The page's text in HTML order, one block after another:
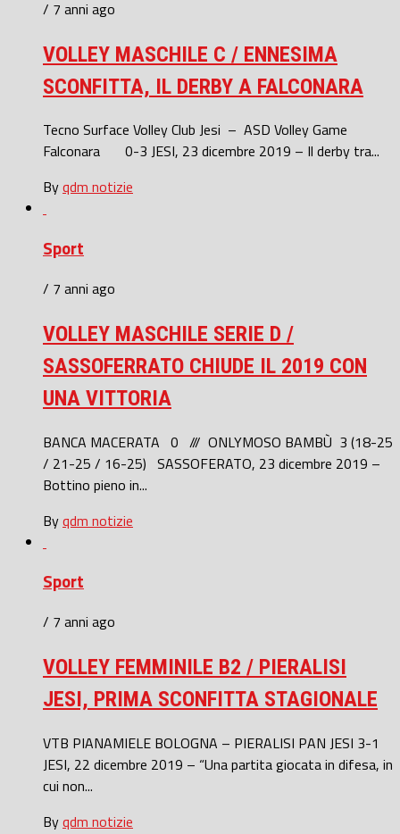
/ 7 anni ago
VOLLEY MASCHILE C / ENNESIMA
SCONFITTA, IL DERBY A FALCONARA
Tecno Surface Volley Club Jesi – ASD Volley Game
Falconara 0-3 JESI, 23 dicembre 2019 – Il derby tra...
Byqdm notizie
Sport
/ 7 anni ago
VOLLEY MASCHILE SERIE D /
SASSOFERRATO CHIUDE IL 2019 CON
UNA VITTORIA
BANCA MACERATA 0 /// ONLYMOSO BAMBÙ 3 (18-25
/ 21-25 / 16-25) SASSOFERATO, 23 dicembre 2019 –
Bottino pieno in...
Byqdm notizie
Sport
/ 7 anni ago
VOLLEY FEMMINILE B2 / PIERALISI
JESI, PRIMA SCONFITTA STAGIONALE
VTB PIANAMIELE BOLOGNA – PIERALISI PAN JESI 3-1
JESI, 22 dicembre 2019 – “Una partita giocata in difesa, in
cui non...
Byqdm notizie